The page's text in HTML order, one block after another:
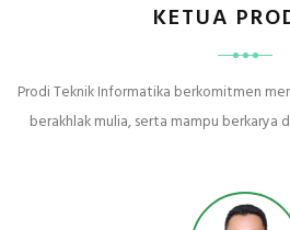
KETUA
Prodi Teknik Informatika berkomitmen
berakhlak mulia, serta mampu berkarya